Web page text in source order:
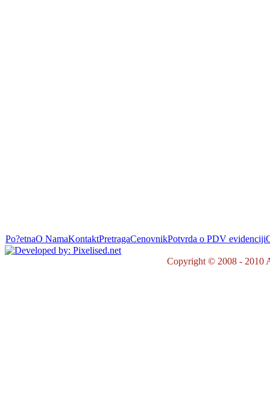
Po?etnaO NamaKontaktPretragaCenovnikPotvrda o PDV evidenciji
Copyright © 2008 - 2010